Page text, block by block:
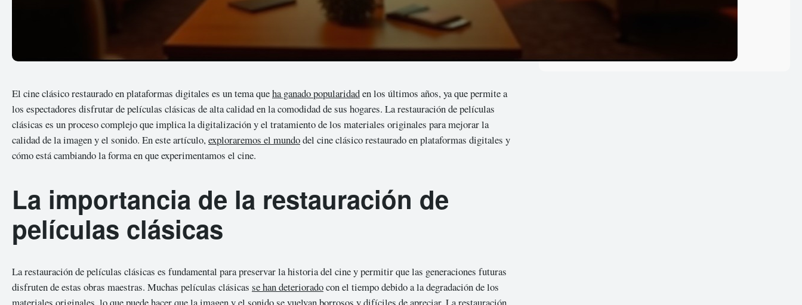
El cine clásico restaurado en plataformas digitales es un tema queha ganado popularidaden los últimos años, ya que permite a
los espectadores disfrutar de películas clásicas de alta calidad en la comodidad de sus hogares. La restauración de películas
clásicas es un proceso complejo que implica la digitalización y el tratamiento de los materiales originales para mejorar la
calidad de la imagen y el sonido. En este artículo,exploraremos el mundodel cine clásico restaurado en plataformas digitales y
cómo está cambiando la forma en que experimentamos el cine.
La importancia de la restauración de
películas clásicas
La restauración de películas clásicas es fundamental para preservar la historia del cine y permitir que las generaciones futuras
disfruten de estas obras maestras. Muchas películas clásicas se han deterioradocon el tiempo debido a la degradación de los